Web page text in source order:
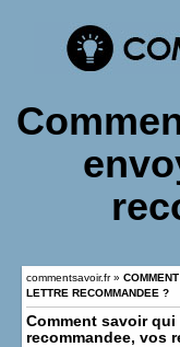
commentsavoir.fr»
LETTRE RECOMMANDEE ?
Comment savoir
recommandee, vos